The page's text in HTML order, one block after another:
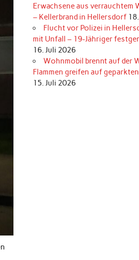
Erwachsene aus verrauchtem
– Kellerbrand in Hellersdorf
Flucht vor Polizei in
mit Unfall – 19-Jähriger
16. Juli 2026
Wohnmobil brennt auf der
Flammen greifen auf
15. Juli 2026